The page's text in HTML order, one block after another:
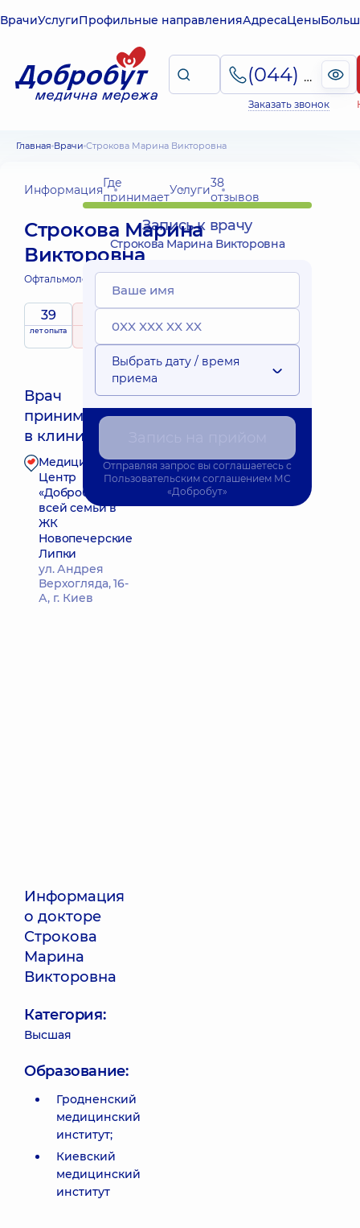
ВрачиУслугиПрофильные направленияАдресаЦены
(044) 495-2-888
Заказать звонок
Главная Врачи Строкова Марина Викторовна
ИнформацияГде
принимаетУслуги38
отзывов
Строкова Марина
Викторовна
Офтальмолог детский;
39
лет опыта рейтингна основе
принимает
Врач
принимает
в клинике
Ближайшее время приема: Завтра о 11:00
Медицинский
Центр
«Добробут» для
всей семьи в
ЖК
Новопечерские
Липки
ул. Андрея
Верхогляда, 16-
А, г. Киев
Запись к врачу
Информация
о докторе
Строкова
Марина
Викторовна
Категория:
Высшая
Образование:
Гродненский
медицинский
институт;
Киевский
медицинский
институт
Запись к врачу
Строкова Марина Викторовна
Выбрать дату / время
приема
Отправляя запрос вы соглашаетесь с
Пользовательским соглашением МС
«Добробут»